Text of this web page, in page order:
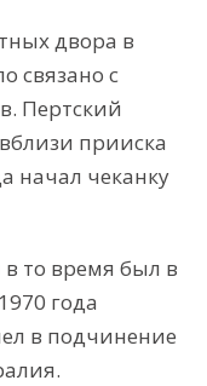
двора в
связано с
Пертский
прииска
начал чеканку
то время был в
года
в подчинение